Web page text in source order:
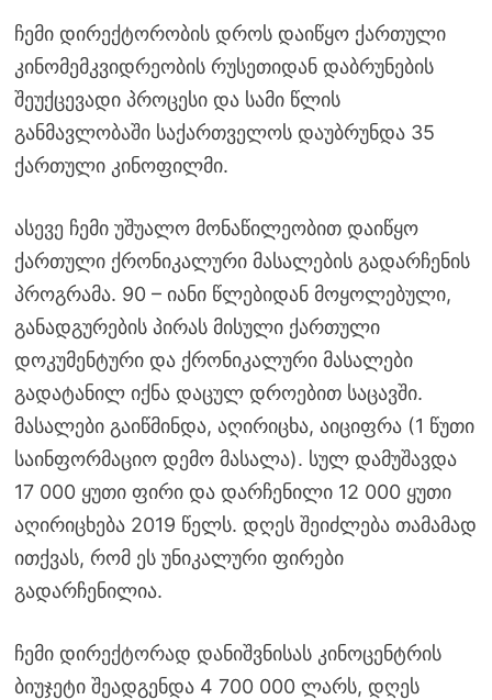
ჩემი დირექტორობის დროს დაიწყო ქართული
კინომემკვიდრეობის რუსეთიდან დაბრუნების
შეუქცევადი პროცესი და სამი წლის
განმავლობაში საქართველოს დაუბრუნდა 35
ქართული კინოფილმი.
ასევე ჩემი უშუალო მონაწილეობით დაიწყო
ქართული ქრონიკალური მასალების გადარჩენის
პროგრამა. 90 – იანი წლებიდან მოყოლებული,
განადგურების პირას მისული ქართული
დოკუმენტური და ქრონიკალური მასალები
გადატანილ იქნა დაცულ დროებით საცავში.
მასალები გაიწმინდა, აღირიცხა, აიციფრა (1 წუთი
საინფორმაციო დემო მასალა). სულ დამუშავდა
17 000 ყუთი ფირი და დარჩენილი 12 000 ყუთი
აღირიცხება 2019 წელს. დღეს შეიძლება თამამად
ითქვას, რომ ეს უნიკალური ფირები
გადარჩენილია.
ჩემი დირექტორად დანიშვნისას კინოცენტრის
ბიუჯეტი შეადგენდა 4 700 000 ლარს, დღეს